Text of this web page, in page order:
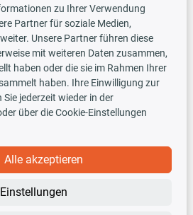
zu Ihrer Verwendung
Partner für soziale Medien,
Unsere Partner führen diese
mit weiteren Daten zusammen,
haben oder die sie im Rahmen Ihrer
haben. Ihre Einwilligung zur
jederzeit wieder in der
über die Cookie-Einstellungen
Alle akzeptieren
Einstellungen